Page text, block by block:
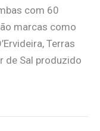
com 60
marcas como
Terras
de Sal produzido